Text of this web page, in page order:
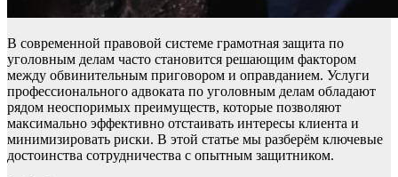
В современной правовой системе грамотная защита по
уголовным делам часто становится решающим фактором
между обвинительным приговором и оправданием. Услуги
профессионального адвоката по уголовным делам обладают
рядом неоспоримых преимуществ, которые позволяют
максимально эффективно отстаивать интересы клиента и
минимизировать риски. В этой статье мы разберём ключевые
достоинства сотрудничества с опытным защитником.